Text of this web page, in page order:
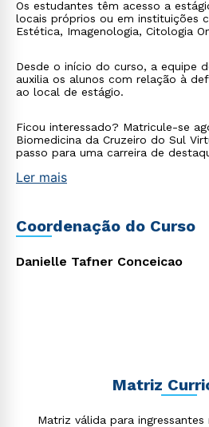
Os estudantes têm acesso a
locais próprios ou em instituições
Estética, Imagenologia, Citologia
Desde o início do curso, a equipe
auxilia os alunos com relação à
ao local de estágio.
Ficou interessado? Matricule-se
Biomedicina da Cruzeiro do Sul
passo para uma carreira de
Ler mais
Coordenação do Curso
Danielle Tafner Conceicao
Matriz
Matriz válida para
autorizo que meus dados sejam
envio de conteúdos da Cruzeiro